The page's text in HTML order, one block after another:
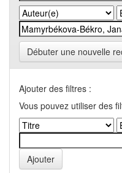
Débuter une nouvelle
Ajouter des filtres :
Vous pouvez utiliser des